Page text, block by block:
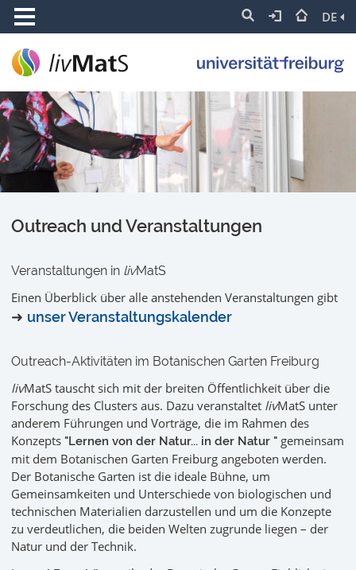
DE
Outreach und Veranstaltungen
Veranstaltungen in livMatS
Einen Überblick über alle anstehenden Veranstaltungen gibt
➜ unser Veranstaltungskalender
Outreach-Aktivitäten im Botanischen Garten Freiburg
livMatS tauscht sich mit der breiten Öffentlichkeit über die
Forschung des Clusters aus. Dazu veranstaltet livMatS unter
anderem Führungen und Vorträge, die im Rahmen des
Konzepts "Lernen von der Natur... in der Natur " gemeinsam
mit dem Botanischen Garten Freiburg angeboten werden.
Der Botanische Garten ist die ideale Bühne, um
Gemeinsamkeiten und Unterschiede von biologischen und
technischen Materialien darzustellen und um die Konzepte
zu verdeutlichen, die beiden Welten zugrunde liegen – der
Natur und der Technik.